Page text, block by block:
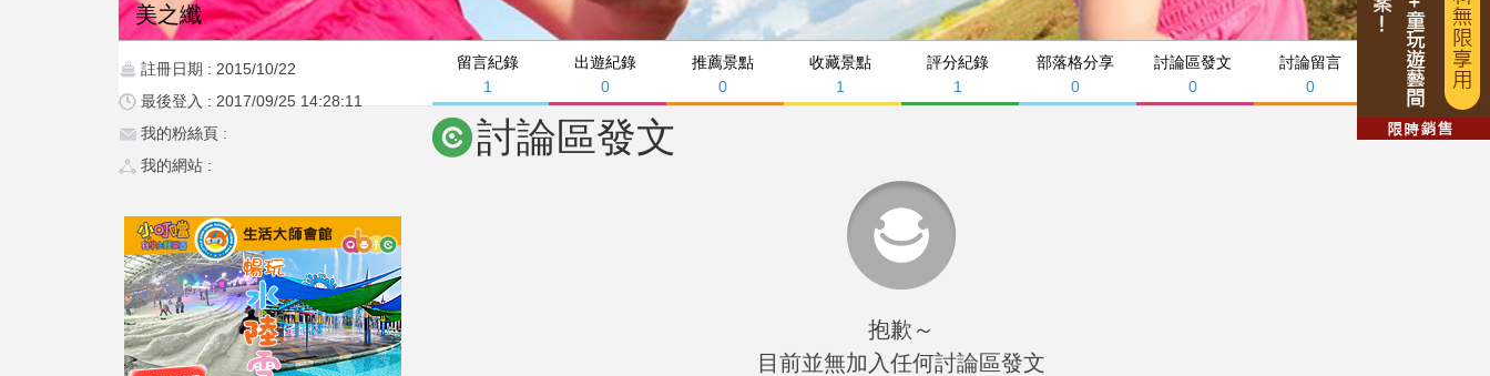
留言紀錄
1
出遊紀錄
0
推薦景點
0
收藏景點
1
評分紀錄
1
部落格分享
0
討論區發文
0
討論留言
0
美之纖
註冊日期 : 2015/10/22
最後登入 : 2017/09/25 14:28:11
我的粉絲頁 :
我的網站 :
討論區發文
抱歉～
目前並無加入任何討論區發文